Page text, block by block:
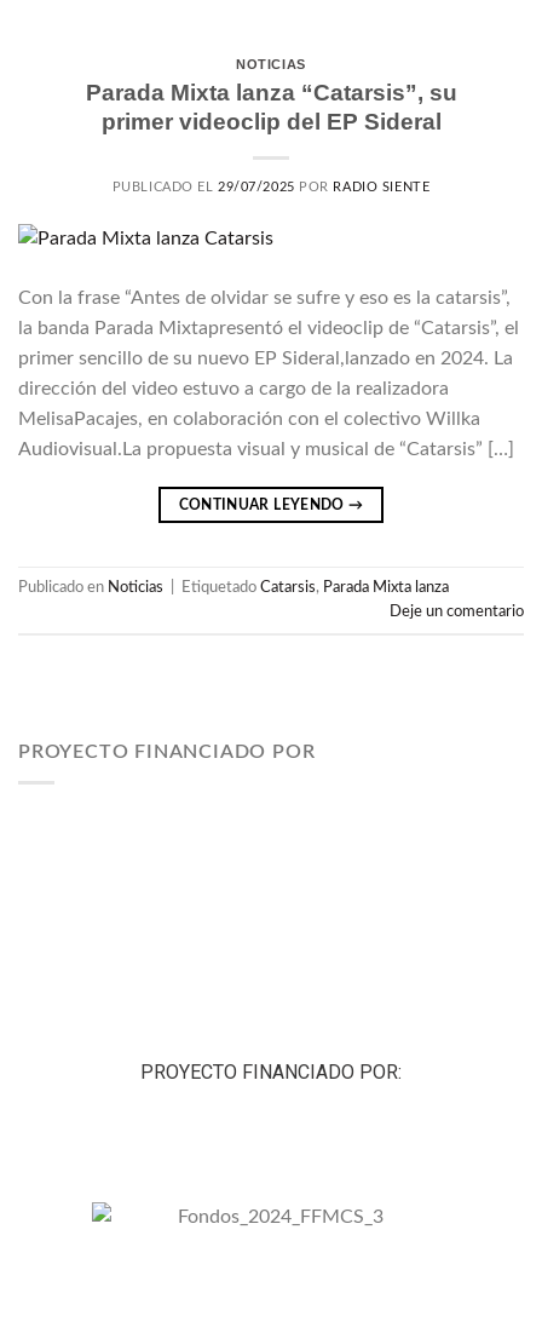
PROYECTO FINANCIADO POR
NOTICIAS
Parada Mixta lanza “Catarsis”, su
primer videoclip del EP Sideral
PUBLICADO EL29/07/2025 POR RADIO SIENTE
Con la frase “Antes de olvidar se sufre y eso es la catarsis”,
la banda Parada Mixtapresentó el videoclip de “Catarsis”, el
primer sencillo de su nuevo EP Sideral,lanzado en 2024. La
dirección del video estuvo a cargo de la realizadora
MelisaPacajes, en colaboración con el colectivo Willka
Audiovisual.La propuesta visual y musical de “Catarsis” […]
CONTINUAR LEYENDO→
Publicado en Noticias Etiquetado Catarsis, Parada Mixta lanza
Deje un comentario
PROYECTO FINANCIADO POR: